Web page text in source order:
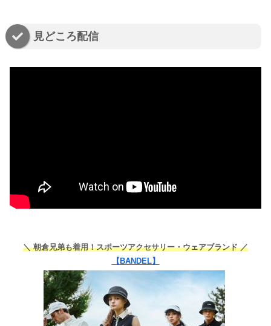
見どころ配信
＼ 朝倉兄弟も着用！スポーツアクセサリー・ウェアブランド ／
【BANDEL】